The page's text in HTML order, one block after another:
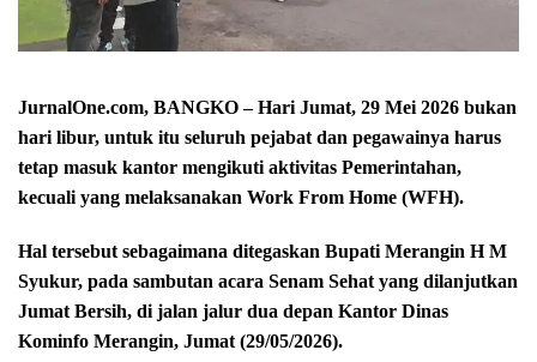
JurnalOne.com, BANGKO – Hari Jumat, 29 Mei 2026 bukan
hari libur, untuk itu seluruh pejabat dan pegawainya harus
tetap masuk kantor mengikuti aktivitas Pemerintahan,
kecuali yang melaksanakan Work From Home (WFH).
Hal tersebut sebagaimana ditegaskan Bupati Merangin H M
Syukur, pada sambutan acara Senam Sehat yang dilanjutkan
Jumat Bersih, di jalan jalur dua depan Kantor Dinas
Kominfo Merangin, Jumat (29/05/2026).